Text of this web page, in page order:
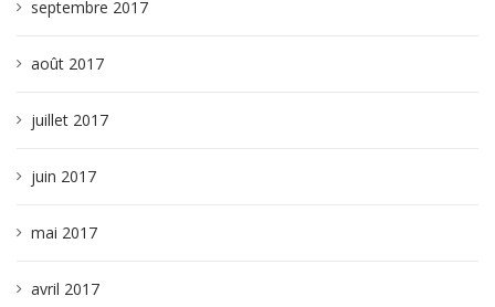
septembre 2017
août 2017
juillet 2017
juin 2017
mai 2017
avril 2017